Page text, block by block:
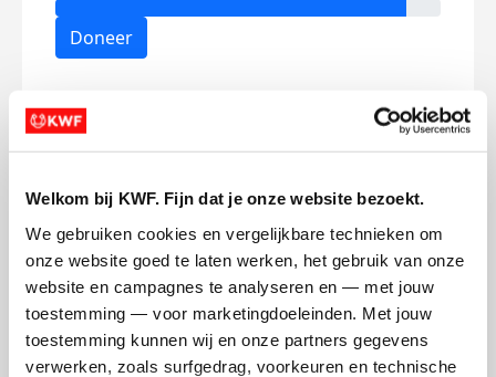
Welkom bij KWF. Fijn dat je onze website bezoekt.
We gebruiken cookies en vergelijkbare technieken om
onze website goed te laten werken, het gebruik van onze
website en campagnes te analyseren en — met jouw
toestemming — voor marketingdoeleinden. Met jouw
toestemming kunnen wij en onze partners gegevens
verwerken, zoals surfgedrag, voorkeuren en technische
Doneer